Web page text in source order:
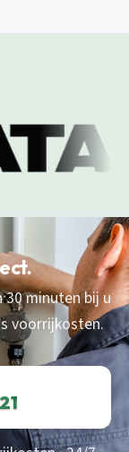
minuten bij u
voorrijkosten.